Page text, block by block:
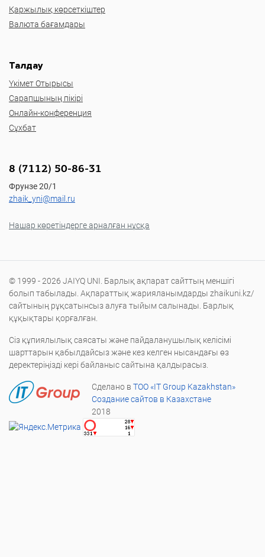
Қаржылық көрсеткіштер
Валюта бағамдары
Талдау
Үкімет Отырысы
Сарапшының пікірі
Онлайн-конференция
Сұхбат
8 (7112) 50-86-31
Фрунзе 20/1
zhaik_yni@mail.ru
Нашар көретіндерге арналған нұсқа
© 1999 - 2026 JAIYQ UNI. Барлық ақпарат сайттың меншігі
болып табылады. Ақпараттық жарияланымдарды zhaikuni.kz/
сайтының рұқсатынсыз алуға тыйым салынады. Барлық
құқықтары қорғалған.
Сіз құпиялылық саясаты және пайдаланушылық келісімі
шарттарын қабылдайсыз және кез келген нысандағы өз
деректеріңізді кері байланыс сайтына қалдырасыз.
Сделано в ТОО «IT Group Kazakhstan»
Создание сайтов в Казахстане
2018